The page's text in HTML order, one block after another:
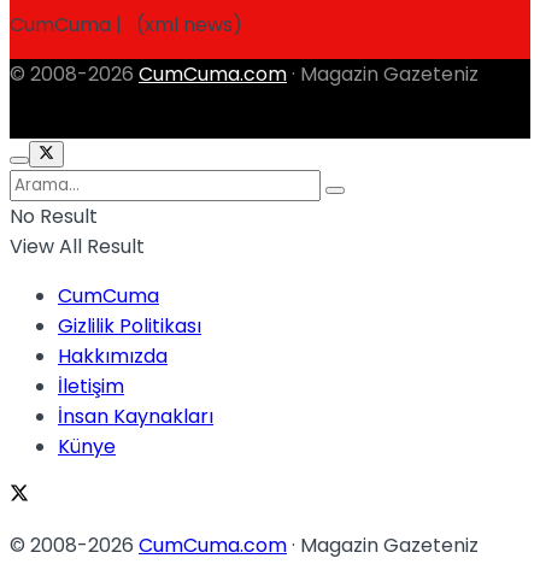
CumCuma | (xml news)
© 2008-2026 CumCuma.com · Magazin Gazeteniz
No Result
View All Result
CumCuma
Gizlilik Politikası
Hakkımızda
İletişim
İnsan Kaynakları
Künye
© 2008-2026 CumCuma.com· Magazin Gazeteniz